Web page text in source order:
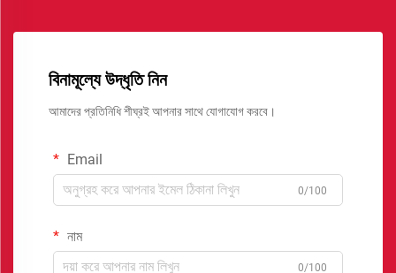
বিনামূল্যে উদ্ধৃতি নিন
আমাদের প্রতিনিধি শীঘ্রই আপনার সাথে যোগাযোগ করবে।
Email
0/100
নাম
0/100